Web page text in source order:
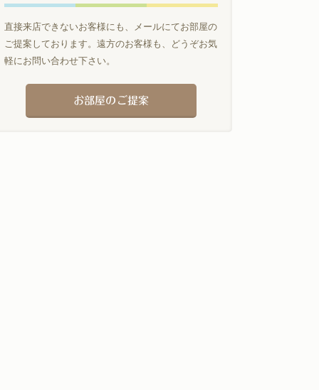
直接来店できないお客様にも、メールにてお部屋の
ご提案しております。遠方のお客様も、どうぞお気
軽にお問い合わせ下さい。
お部屋のご提案